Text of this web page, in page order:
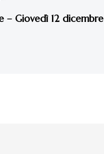
– Giovedì 12 dicembre